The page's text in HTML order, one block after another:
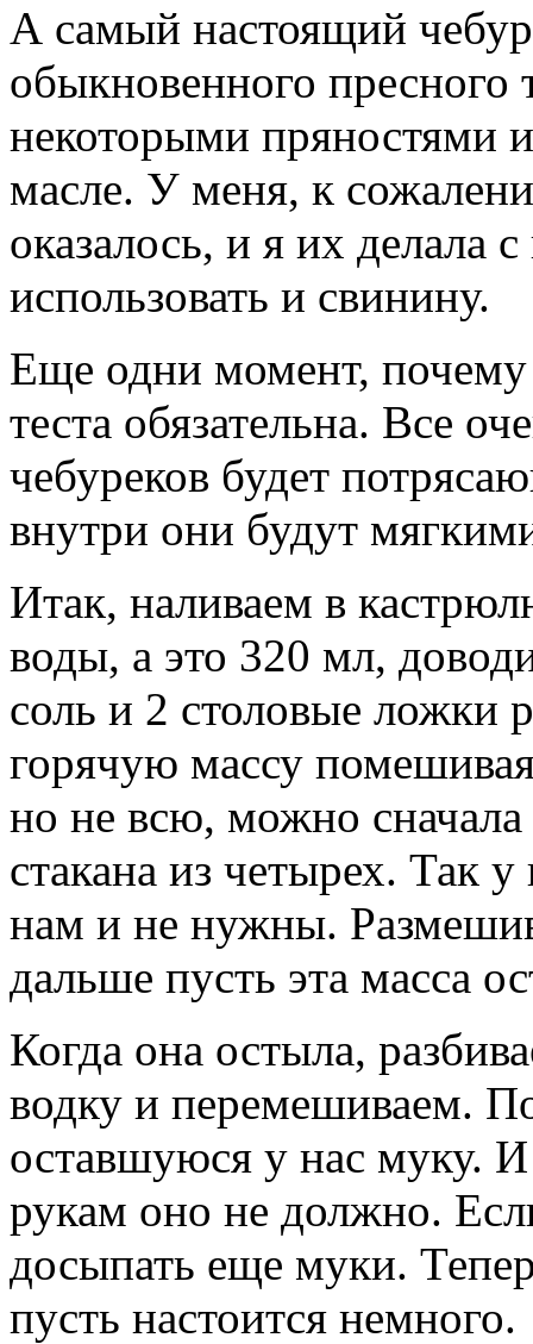
А самый настоящий
обыкновенного
некоторыми пряностями
масле. У меня, к
оказалось, и я их делала
использовать и свинину.
Еще одни момент, почему
теста обязательна. Все
чебуреков будет
внутри они будут
Итак, наливаем в
воды, а это 320 мл,
соль и 2 столовые ложки
горячую массу
но не всю, можно сначала
стакана из четырех. Так
нам и не нужны.
дальше пусть эта масса
Когда она остыла,
водку и перемешиваем.
оставшуюся у нас муку.
рукам оно не должно.
досыпать еще муки.
пусть настоится немного.